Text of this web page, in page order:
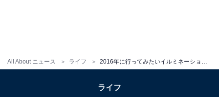
All About ニュース ライフ
ライフ